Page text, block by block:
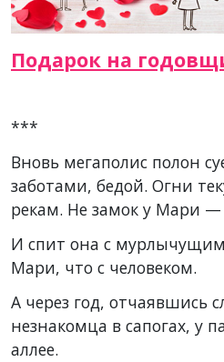
Подарок на
***
Вновь мегаполис полон
заботами, бедой. Огни
рекам. Не замок у Мари
И спит она с
Мари, что с человеком.
А через год, отчаявшись
незнакомца в сапогах, у
аллее.